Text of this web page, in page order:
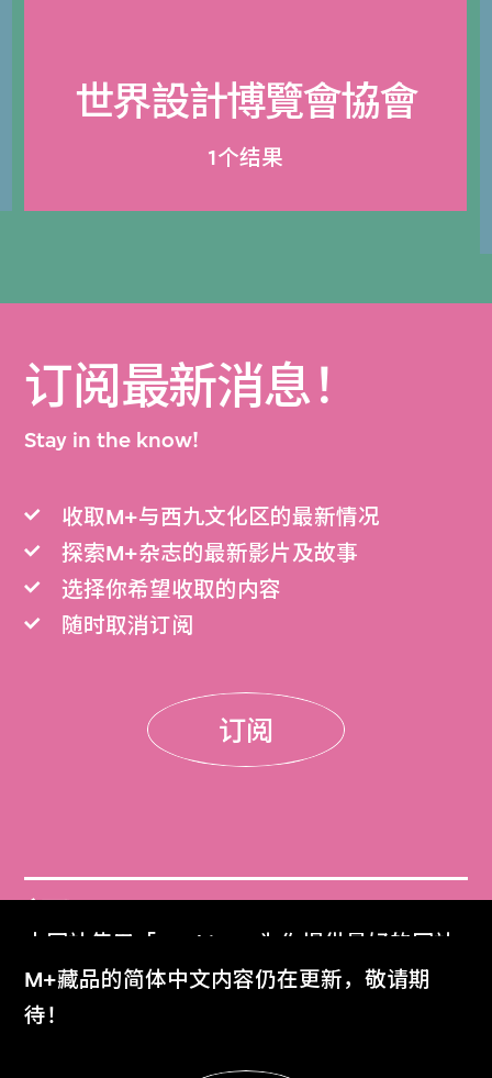
本网站使用「Cookies」为你提供最好的网站
体验。
了解更多
M+藏品的简体中文内容仍在更新，敬请期
待！
世界設計博覽會協會
1个结果
订阅最新消息！
Stay in the know!
收取M+与西九文化区的最新情况
探索M+杂志的最新影片及故事
选择你希望收取的内容
随时取消订阅
订阅
门票
Get Tickets